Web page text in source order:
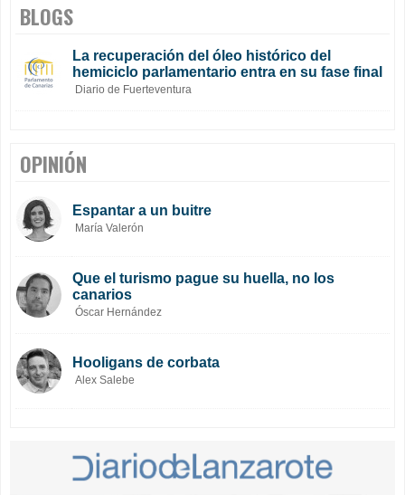
BLOGS
La recuperación del óleo histórico del
hemiciclo parlamentario entra en su fase final
Diario de Fuerteventura
OPINIÓN
Espantar a un buitre
María Valerón
Que el turismo pague su huella, no los
canarios
Óscar Hernández
Hooligans de corbata
Alex Salebe